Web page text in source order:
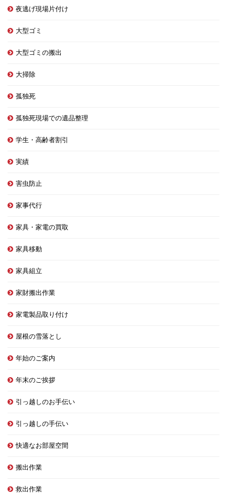
夜逃げ現場片付け
大型ゴミ
大型ゴミの搬出
大掃除
孤独死
孤独死現場での遺品整理
学生・高齢者割引
実績
害虫防止
家事代行
家具・家電の買取
家具移動
家具組立
家財搬出作業
家電製品取り付け
屋根の雪落とし
年始のご案内
年末のご挨拶
引っ越しのお手伝い
引っ越しの手伝い
快適なお部屋空間
搬出作業
救出作業